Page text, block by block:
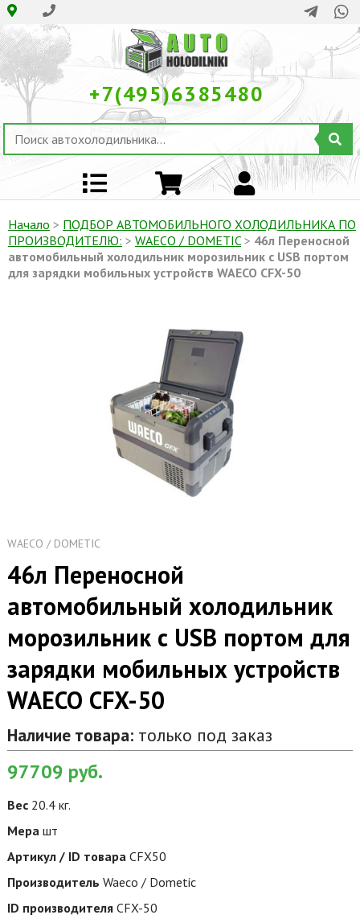
+7(495)6385480
Начало > ПОДБОР АВТОМОБИЛЬНОГО ХОЛОДИЛЬНИКА ПO
ПРОИЗВОДИТЕЛЮ: > WAECO / DOMETIC> 46л Переносной
автомобильный холодильник морозильник с USB портом
для зарядки мобильных устройств WAECO CFX-50
WAECO / DOMETIC
46л Переносной
автомобильный холодильник
морозильник с USB портом для
зарядки мобильных устройств
WAECO CFX-50
Наличие товара:только под заказ
97709 руб.
Вес 20.4 кг.
Мера шт
Артикул / ID товара CFX50
Производитель Waeco / Dometic
ID производителя CFX-50